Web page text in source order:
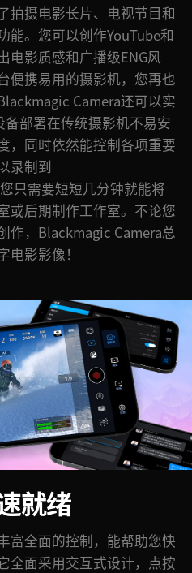
拍摄电影长片、电视节目和
能。您可以创作YouTube和
电影质感和广播级ENG风
便携易用的摄影机，您再也
Camera还可以实
部署在传统摄影机不易安
，同时依然能控制各项重要
录制到
只需要短短几分钟就能将
或后期制作工作室。不论您
作，Blackmagic Camera总
影影像！
就绪
富全面的控制，能帮助您快
全面采用交互式设计，点按